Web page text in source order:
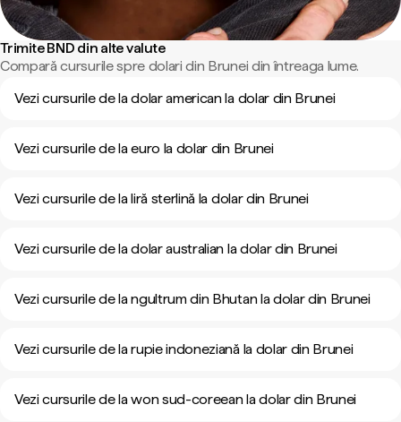
Trimite BND din alte valute
Compară cursurile spre dolari din Brunei din întreaga lume.
Vezi cursurile de la dolar american la dolar din Brunei
Vezi cursurile de la euro la dolar din Brunei
Vezi cursurile de la liră sterlină la dolar din Brunei
Vezi cursurile de la dolar australian la dolar din Brunei
Vezi cursurile de la ngultrum din Bhutan la dolar din Brunei
Vezi cursurile de la rupie indoneziană la dolar din Brunei
Vezi cursurile de la won sud-coreean la dolar din Brunei